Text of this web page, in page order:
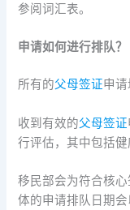
参阅词汇表。
申请如何进行排队？
所有的父母签证申
收到有效的父母签证
行评估，其中包括健
移民部会为符合核
体的申请排队日期会